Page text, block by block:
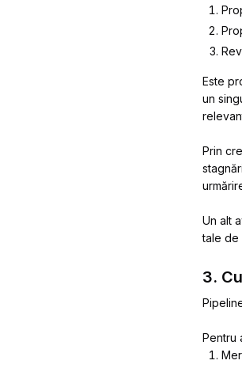
Este
un
Prin
Un alt
tale de
3.
Pentru